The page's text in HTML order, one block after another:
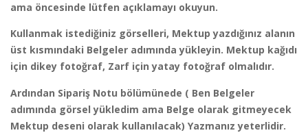
ama öncesinde lütfen açıklamayı okuyun.
Kullanmak istediğiniz görselleri, Mektup yazdığınız alanın
üst kısmındaki Belgeler adımında yükleyin. Mektup kağıdı
için dikey fotoğraf, Zarf için yatay fotoğraf olmalıdır.
Ardından Sipariş Notu bölümünede ( Ben Belgeler
adımında görsel yükledim ama Belge olarak gitmeyecek
Mektup deseni olarak kullanılacak) Yazmanız yeterlidir.